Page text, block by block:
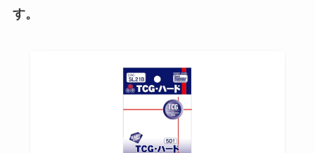
す。